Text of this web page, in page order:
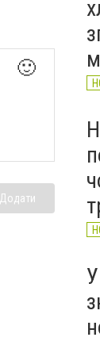
🙂
Додати